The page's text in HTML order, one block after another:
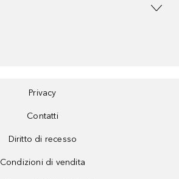
Privacy
Contatti
Diritto di recesso
Condizioni di vendita